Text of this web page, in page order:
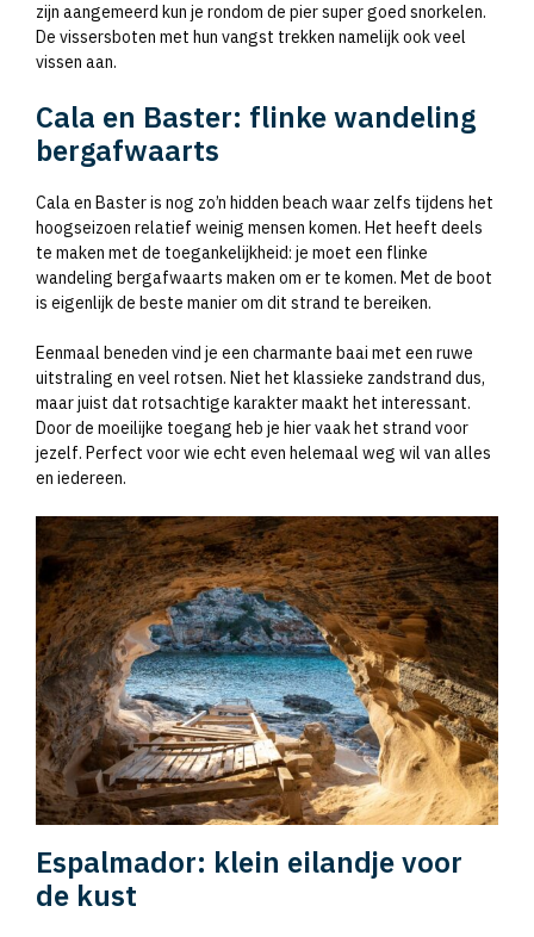
zijn aangemeerd kun je rondom de pier super goed snorkelen.
De vissersboten met hun vangst trekken namelijk ook veel
vissen aan.
Cala en Baster: flinke wandeling
bergafwaarts
Cala en Baster is nog zo’n hidden beach waar zelfs tijdens het
hoogseizoen relatief weinig mensen komen. Het heeft deels
te maken met de toegankelijkheid: je moet een flinke
wandeling bergafwaarts maken om er te komen. Met de boot
is eigenlijk de beste manier om dit strand te bereiken.
Eenmaal beneden vind je een charmante baai met een ruwe
uitstraling en veel rotsen. Niet het klassieke zandstrand dus,
maar juist dat rotsachtige karakter maakt het interessant.
Door de moeilijke toegang heb je hier vaak het strand voor
jezelf. Perfect voor wie echt even helemaal weg wil van alles
en iedereen.
Espalmador: klein eilandje voor
de kust